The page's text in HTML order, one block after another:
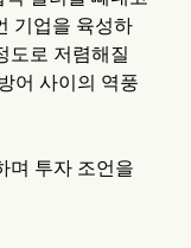
기업을 육성하
도로 저렴해질
어 사이의 역풍
며 투자 조언을